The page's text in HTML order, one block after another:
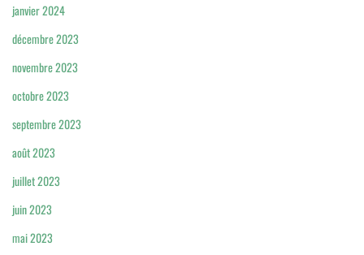
janvier 2024
décembre 2023
novembre 2023
octobre 2023
septembre 2023
août 2023
juillet 2023
juin 2023
mai 2023